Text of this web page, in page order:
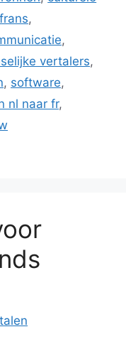
frans,
,
vertalers,
, software,
nl naar fr,